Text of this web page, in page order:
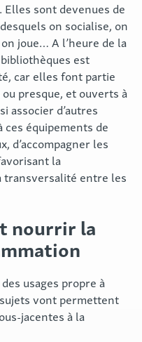
sont devenues de
on socialise, on
joue… A l’heure de la
est
car elles font partie
presque, et ouverts à
associer d’autres
équipements de
d’accompagner les
la
entre les
nourrir la
usages propre à
sujets vont permettent
jacentes à la